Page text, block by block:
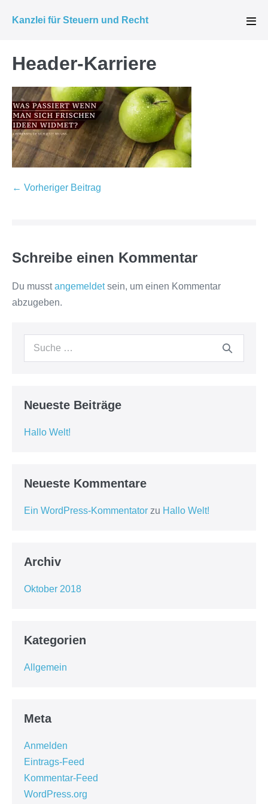
InhaltKanzlei für Steuern und Recht
Header-Karriere
Beitragsnavigation
← Vorheriger Beitrag
Schreibe einen Kommentar
Du musstangemeldetsein, um einen Kommentar
abzugeben.
Suche
Neueste Beiträge
Hallo Welt!
Neueste Kommentare
Ein WordPress-Kommentator zu Hallo Welt!
Archiv
Oktober 2018
Kategorien
Allgemein
Meta
Anmelden
Eintrags-Feed
Kommentar-Feed
WordPress.org